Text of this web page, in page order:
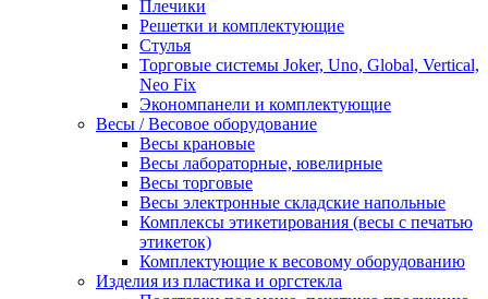
Плечики
Решетки и комплектующие
Стулья
Торговые системы Joker, Uno, Global, Vertical,
Neo Fix
Экономпанели и комплектующие
Весы / Весовое оборудование
Весы крановые
Весы лабораторные, ювелирные
Весы торговые
Весы электронные складские напольные
Комплексы этикетирования (весы с печатью
этикеток)
Комплектующие к весовому оборудованию
Изделия из пластика и оргстекла